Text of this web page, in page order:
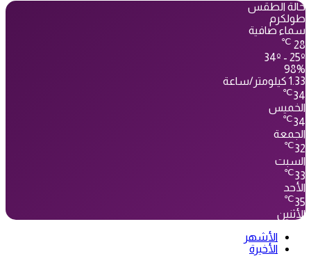
حالة الطقس
طولكرم
سماء صافية
28
℃
34º - 25º
98%
1.33 كيلومتر/ساعة
34
℃
الخميس
34
℃
الجمعة
32
℃
السبت
33
℃
الأحد
35
℃
الأثنين
الأشهر
الأخيرة